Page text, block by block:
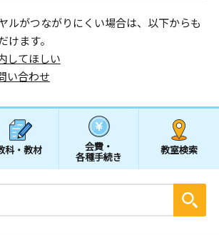
ルがつながりにくい場合は、以下からも
けます。
してほしい
い合わせ
科・教材 会費・
各種手続き
教室検索